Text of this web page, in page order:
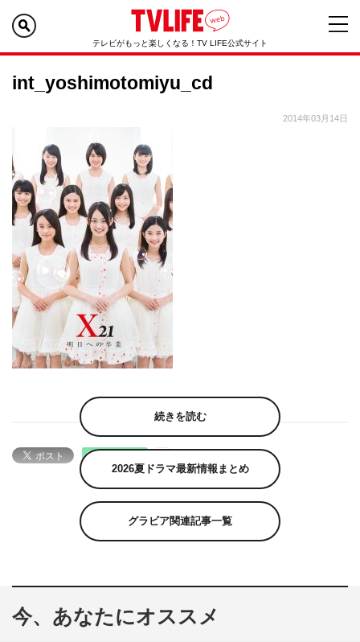
テレビがもっと楽しくなる！TV LIFE公式サイト
int_yoshimotomiyu_cd
2014年03月14日
続きを読む
2026夏ドラマ最新情報まとめ
グラビア関連記事一覧
今、あなたにオススメ